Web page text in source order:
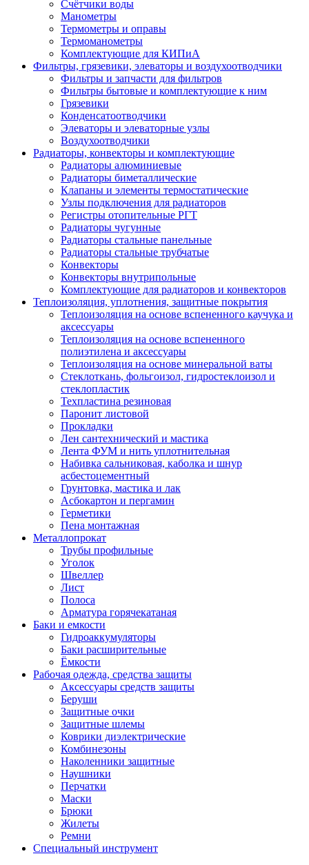
Счётчики воды
Манометры
Термометры и оправы
Термоманометры
Комплектующие для КИПиА
Фильтры, грязевики, элеваторы и воздухоотводчики
Фильтры и запчасти для фильтров
Фильтры бытовые и комплектующие к ним
Грязевики
Конденсатоотводчики
Элеваторы и элеваторные узлы
Воздухоотводчики
Радиаторы, конвекторы и комплектующие
Радиаторы алюминиевые
Радиаторы биметаллические
Клапаны и элементы термостатические
Узлы подключения для радиаторов
Регистры отопительные РГТ
Радиаторы чугунные
Радиаторы стальные панельные
Радиаторы стальные трубчатые
Конвекторы
Конвекторы внутрипольные
Комплектующие для радиаторов и конвекторов
Теплоизоляция, уплотнения, защитные покрытия
Теплоизоляция на основе вспененного каучука и
аксессуары
Теплоизоляция на основе вспененного
полиэтилена и аксессуары
Теплоизоляция на основе минеральной ваты
Стеклоткань, фольгоизол, гидростеклоизол и
стеклопластик
Техпластина резиновая
Паронит листовой
Прокладки
Лен сантехнический и мастика
Лента ФУМ и нить уплотнительная
Набивка сальниковая, каболка и шнур
асбестоцементный
Грунтовка, мастика и лак
Асбокартон и пергамин
Герметики
Пена монтажная
Металлопрокат
Трубы профильные
Уголок
Швеллер
Лист
Полоса
Арматура горячекатаная
Баки и емкости
Гидроаккумуляторы
Баки расширительные
Ёмкости
Рабочая одежда, средства защиты
Аксессуары средств защиты
Беруши
Защитные очки
Защитные шлемы
Коврики диэлектрические
Комбинезоны
Наколенники защитные
Наушники
Перчатки
Маски
Брюки
Жилеты
Ремни
Специальный инструмент